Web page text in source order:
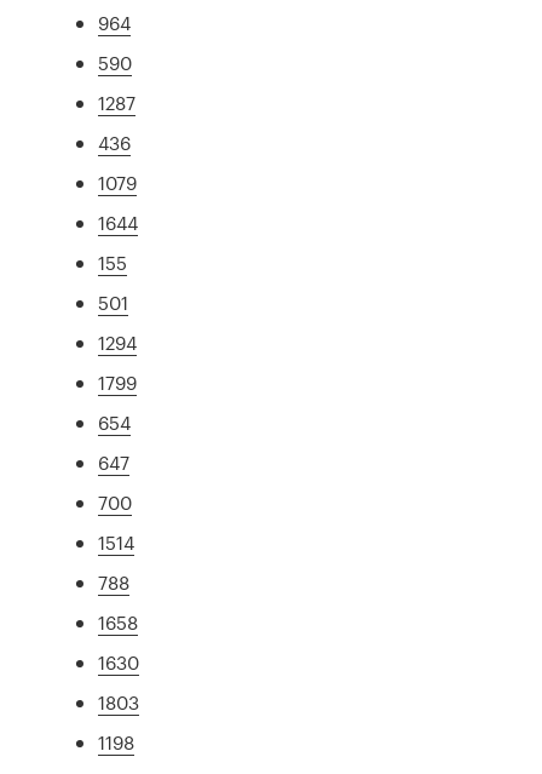
964
590
1287
436
1079
1644
155
501
1294
1799
654
647
700
1514
788
1658
1630
1803
1198